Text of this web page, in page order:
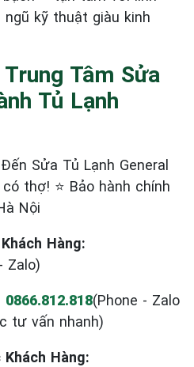
kỹ thuật giàu kinh
Tâm Sửa
Tủ Lạnh
Sửa Tủ Lạnh General
thợ! ⭐ Bảo hành chính
Nội
Hàng:
Zalo)
0866.812.818(Phone - Zalo
tư vấn nhanh)
Khách Hàng: